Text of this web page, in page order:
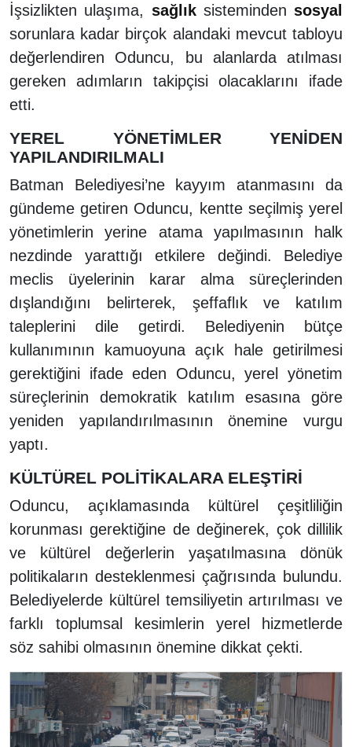
İşsizlikten ulaşıma, sağlıksisteminden sosyal
sorunlara kadar birçok alandaki mevcut tabloyu
değerlendiren Oduncu, bu alanlarda atılması
gereken adımların takipçisi olacaklarını ifade
etti.
YEREL YÖNETİMLER YENİDEN
YAPILANDIRILMALI
Batman Belediyesi’ne kayyım atanmasını da
gündeme getiren Oduncu, kentte seçilmiş yerel
yönetimlerin yerine atama yapılmasının halk
nezdinde yarattığı etkilere değindi. Belediye
meclis üyelerinin karar alma süreçlerinden
dışlandığını belirterek, şeffaflık ve katılım
taleplerini dile getirdi. Belediyenin bütçe
kullanımının kamuoyuna açık hale getirilmesi
gerektiğini ifade eden Oduncu, yerel yönetim
süreçlerinin demokratik katılım esasına göre
yeniden yapılandırılmasının önemine vurgu
yaptı.
KÜLTÜREL POLİTİKALARA ELEŞTİRİ
Oduncu, açıklamasında kültürel çeşitliliğin
korunması gerektiğine de değinerek, çok dillilik
ve kültürel değerlerin yaşatılmasına dönük
politikaların desteklenmesi çağrısında bulundu.
Belediyelerde kültürel temsiliyetin artırılması ve
farklı toplumsal kesimlerin yerel hizmetlerde
söz sahibi olmasının önemine dikkat çekti.